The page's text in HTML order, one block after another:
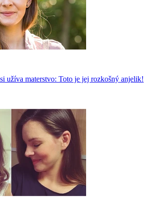
užíva materstvo: Toto je jej rozkošný anjelik!